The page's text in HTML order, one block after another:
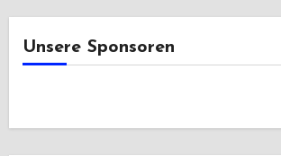
Unsere Sponsoren